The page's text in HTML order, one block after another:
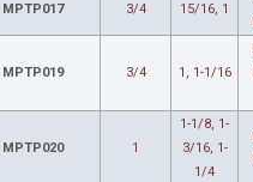
MPTP017 3/4 15/16, 1
MPTP019 3/4 1, 1-1/16
MPTP020 1
1-1/8, 1-
3/16, 1-
1/4